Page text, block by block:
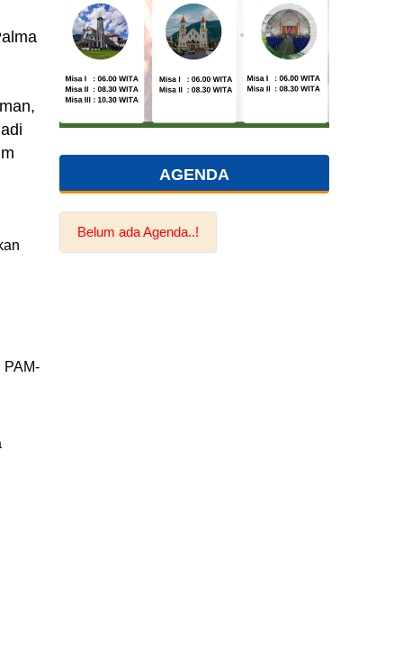
PAM-
AGENDA
Belum ada Agenda..!